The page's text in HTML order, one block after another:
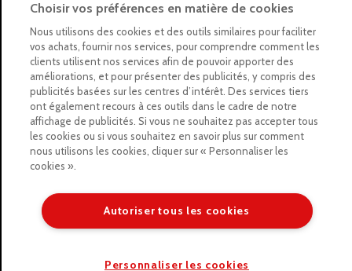
Trouver nos magasins
La newsletter des magasins
Feuilleter le Guide
Gratuit : intégrer le Guide
Marques Beaux-Arts
Matériel pour l’aquarelle
Matériel pour l’huile
Choisir vos préférences en matière de cookies
Nous utilisons des cookies et des outils similaires pour faciliter
vos achats, fournir nos services, pour comprendre comment les
clients utilisent nos services afin de pouvoir apporter des
améliorations, et pour présenter des publicités, y compris des
publicités basées sur les centres d’intérêt. Des services tiers
ont également recours à ces outils dans le cadre de notre
affichage de publicités. Si vous ne souhaitez pas accepter tous
les cookies ou si vous souhaitez en savoir plus sur comment
nous utilisons les cookies, cliquer sur « Personnaliser les
cookies ».
Autoriser tous les cookies
Personnaliser les cookies